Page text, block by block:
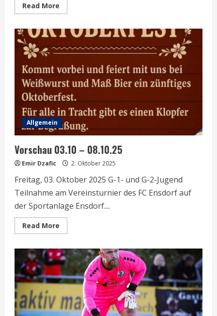
Read More
more
08.09
–
12.09.25
Allgemein
Vorschau 03.10 – 08.10.25
Emir Dzafic 2. Oktober 2025
Freitag, 03. Oktober 2025 G-1- und G-2-Jugend
Teilnahme am Vereinsturnier des FC Ensdorf auf
der Sportanlage Ensdorf....
Read More
more
03.10
–
08.10.25